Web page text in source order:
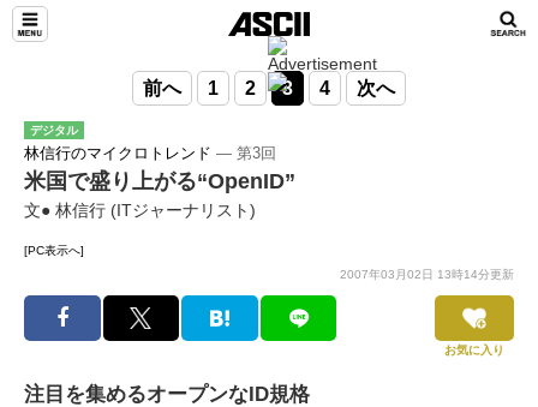
前へ 1 2 3 4 次へ
デジタル
林信行のマイクロトレンド ― 第3回
米国で盛り上がる“OpenID”
文● 林信行 (ITジャーナリスト)
[PC表示へ]
2007年03月02日 13時14分更新
お気に入り
注目を集めるオープンなID規格